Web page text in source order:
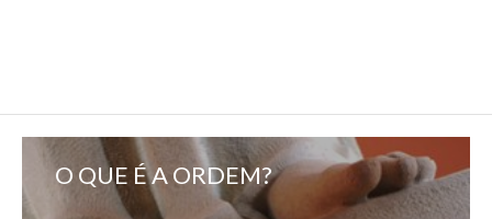
O QUE É A ORDEM?